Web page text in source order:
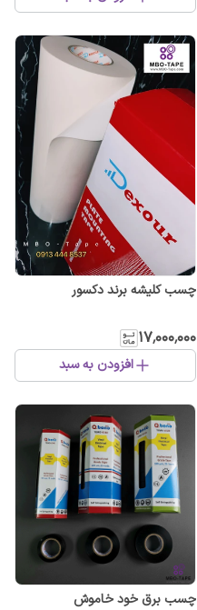
چسب کلیشه برند دکسور
۱۷٬۰۰۰٬۰۰۰
افزودن به سبد
چسب برق خود خاموش